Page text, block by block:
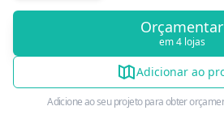
Orçamentar
em 4 lojas
Adicionar ao
Adicione ao seu projeto para obter